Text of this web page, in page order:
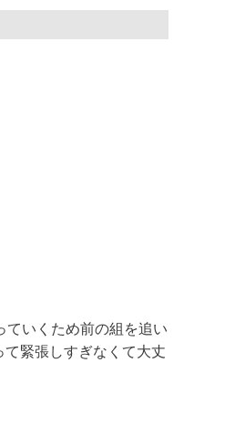
ていくため前の組を追い
緊張しすぎなくて大丈